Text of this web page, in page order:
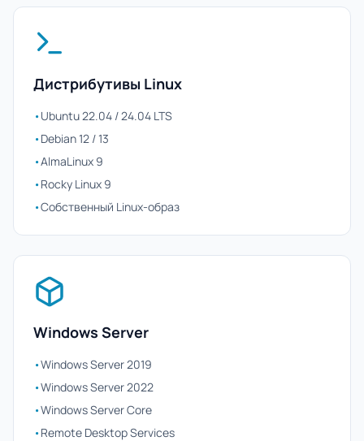
Дистрибутивы Linux
•Ubuntu 22.04 / 24.04 LTS
•Debian 12 / 13
•AlmaLinux 9
•Rocky Linux 9
•Собственный Linux-образ
Windows Server
•Windows Server 2019
•Windows Server 2022
•Windows Server Core
•Remote Desktop Services